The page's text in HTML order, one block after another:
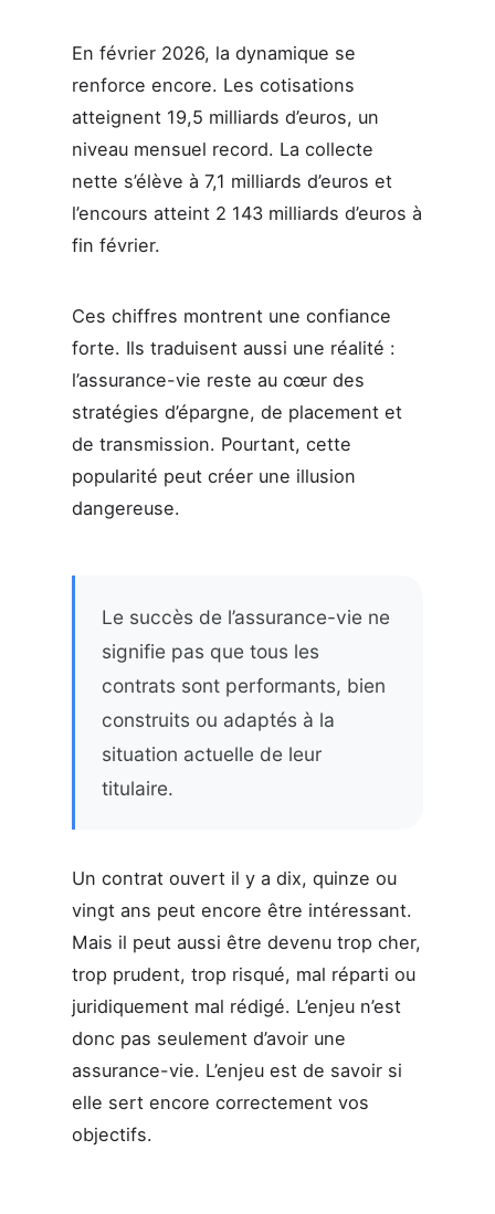
En février 2026, la dynamique se
renforce encore. Les cotisations
atteignent 19,5 milliards d’euros, un
niveau mensuel record. La collecte
nette s’élève à 7,1 milliards d’euros et
l’encours atteint 2 143 milliards d’euros à
fin février.
Ces chiffres montrent une confiance
forte. Ils traduisent aussi une réalité :
l’assurance-vie reste au cœur des
stratégies d’épargne, de placement et
de transmission. Pourtant, cette
popularité peut créer une illusion
dangereuse.
Le succès de l’assurance-vie ne
signifie pas que tous les
contrats sont performants, bien
construits ou adaptés à la
situation actuelle de leur
titulaire.
Un contrat ouvert il y a dix, quinze ou
vingt ans peut encore être intéressant.
Mais il peut aussi être devenu trop cher,
trop prudent, trop risqué, mal réparti ou
juridiquement mal rédigé. L’enjeu n’est
donc pas seulement d’avoir une
assurance-vie. L’enjeu est de savoir si
elle sert encore correctement vos
objectifs.